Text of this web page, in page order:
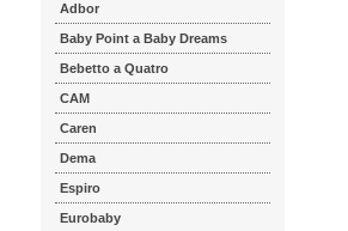
Adbor
Baby Point a Baby Dreams
Bebetto a Quatro
CAM
Caren
Dema
Espiro
Eurobaby